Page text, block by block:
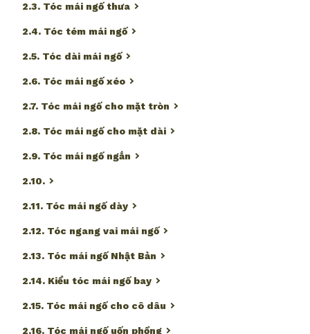
2.3. Tóc mái ngố thưa
2.4. Tóc tém mái ngố
2.5. Tóc dài mái ngố
2.6. Tóc mái ngố xéo
2.7. Tóc mái ngố cho mặt tròn
2.8. Tóc mái ngố cho mặt dài
2.9. Tóc mái ngố ngắn
2.10.
2.11. Tóc mái ngố dày
2.12. Tóc ngang vai mái ngố
2.13. Tóc mái ngố Nhật Bản
2.14. Kiểu tóc mái ngố bay
2.15. Tóc mái ngố cho cô dâu
2.16. Tóc mái ngố uốn phồng